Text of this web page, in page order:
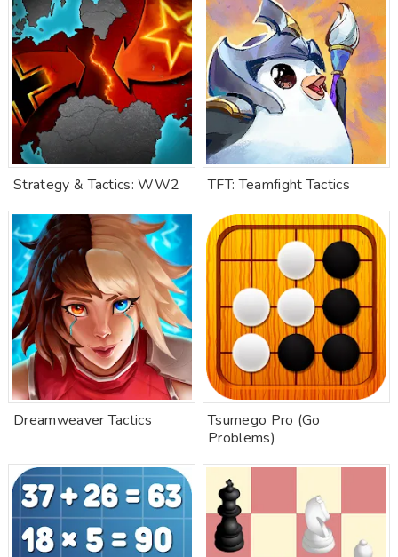
Strategy & Tactics: WW2 TFT: Teamfight Tactics
Dreamweaver Tactics
Tsumego Pro (Go
Problems)